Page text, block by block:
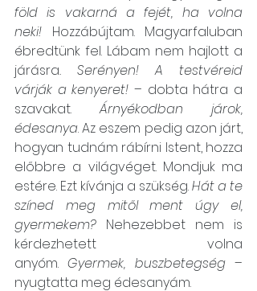
föld is vakarná a fejét, ha volna
neki! Hozzábújtam. Magyarfaluban
ébredtünk fel. Lábam nem hajlott a
járásra. Serényen! A testvéreid
várják a kenyeret! – dobta hátra a
szavakat. Árnyékodban járok,
édesanya. Az eszem pedig azon járt,
hogyan tudnám rábírni Istent, hozza
előbbre a világvéget. Mondjuk ma
estére. Ezt kívánja a szükség. Hát a te
színed meg mitől ment úgy el,
gyermekem? Nehezebbet nem is
kérdezhetett volna
anyóm. Gyermek, buszbetegség –
nyugtatta meg édesanyám.